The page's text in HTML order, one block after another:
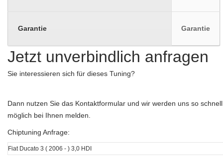
Garantie Garantie
Jetzt unverbindlich anfragen
Sie interessieren sich für dieses Tuning?
Dann nutzen Sie das Kontaktformular und wir werden uns so
möglich bei Ihnen melden.
Chiptuning Anfrage: